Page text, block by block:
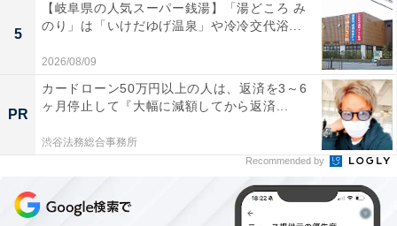
ハイコーキ「BSL36A18X」
HiKOKI(ハイコーキ) 第2世代マルチボルト蓄電池 36V
2.5Ah/18V 5.0Ah 0037-9241 BSL36A18X
5
【岐阜県の人気スーパー銭湯】「湯どころ み
のり」は「いけだゆげ温泉」や冷冷交代浴...
2026/08/09
PR
カードローン50万円以上の人は、返済を3～6
ヶ月停止して『大幅に減額してから返済...
渋谷法務総合事務所
Recommended by